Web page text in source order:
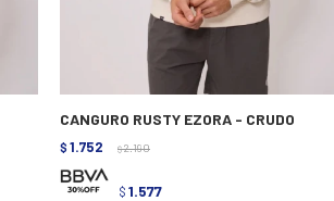
CANGURO RUSTY EZORA - CRUDO
$ 1.752 $ 2.190
$ 1.577